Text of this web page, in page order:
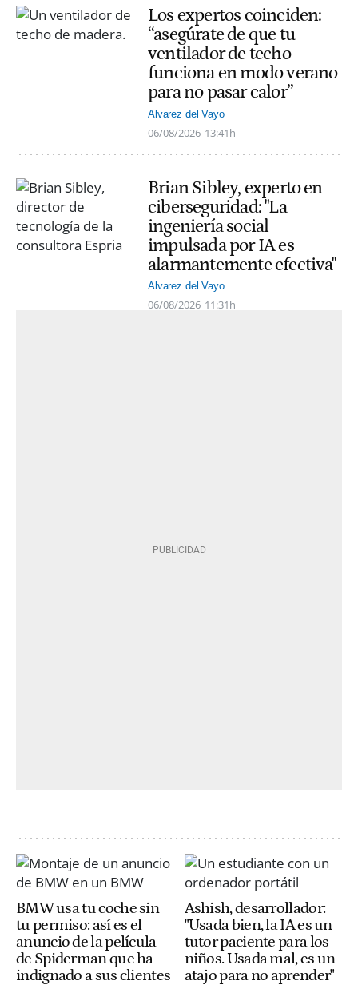
Los expertos coinciden:
“asegúrate de que tu
ventilador de techo
funciona en modo verano
para no pasar calor”
Alvarez del Vayo
06/08/2026 13:41h
Brian Sibley, experto en
ciberseguridad: "La
ingeniería social
impulsada por IA es
alarmantemente efectiva"
Alvarez del Vayo
06/08/2026 11:31h
BMW usa tu coche sin
tu permiso: así es el
anuncio de la película
de Spiderman que ha
indignado a sus clientes
Ashish, desarrollador:
"Usada bien, la IA es un
tutor paciente para los
niños. Usada mal, es un
atajo para no aprender"